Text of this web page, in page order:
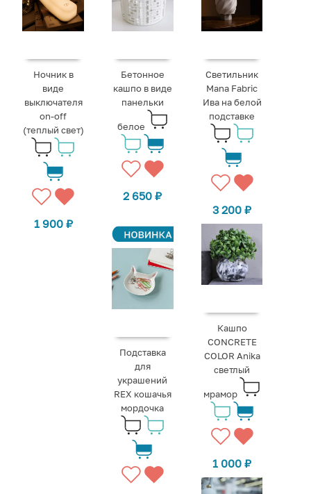
Ночник в
виде
выключателя
on-off
(теплый свет)
1 900 ₽
Бетонное
кашпо в виде
панельки
белое
2 650₽
Светильник
Mana Fabric
Ива на белой
подставке
3 200₽
Подставка
для
украшений
REX кошачья
мордочка
Кашпо
CONCRETE
COLOR Anika
светлый
мрамор
1 000₽